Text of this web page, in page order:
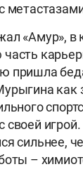
«Амур», в
пришла
как
своей
сильнее,
–